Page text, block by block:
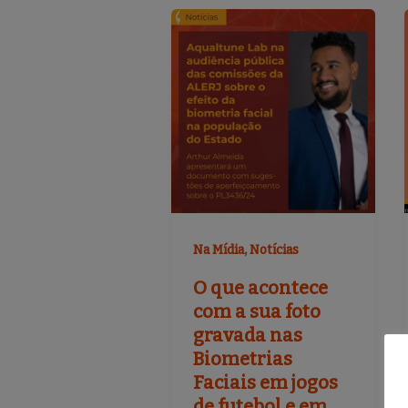
Na Mídia,Notícias
O que acontece
com a sua foto
gravada nas
Biometrias
Faciais em jogos